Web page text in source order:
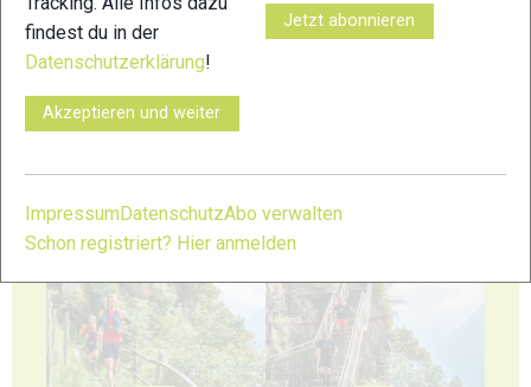
91
93
findest du in der
Datenschutzerklärung!
Akzeptieren und weiter
Jetzt abonnieren
Impressum DatenschutzAbo verwalten
Schon registriert? Hier anmelden